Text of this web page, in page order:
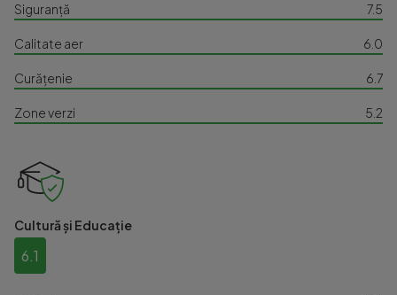
Siguranță 7.5
Calitate aer 6.0
Curățenie 6.7
Zone verzi 5.2
Cultură și Educație
6.1